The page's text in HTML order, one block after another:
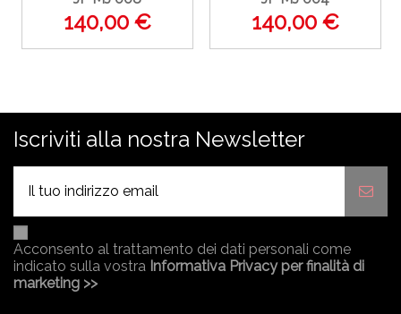
140,00 € 140,00 €
Iscriviti alla nostra Newsletter
Acconsento al trattamento dei dati personali come
indicato sulla vostra Informativa Privacy per finalità di
marketing >>